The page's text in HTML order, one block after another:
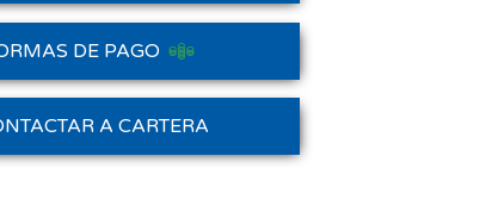
Anterior
DE PAGO
A CARTERA